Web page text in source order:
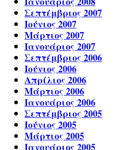
Σεπτέμβριος 2007
Ιούνιος 2007
Μάρτιος 2007
Ιανουάριος 2007
Σεπτέμβριος 2006
Ιούνιος 2006
Απρίλιος 2006
Μάρτιος 2006
Ιανουάριος 2006
Σεπτέμβριος 2005
Ιούνιος 2005
Μάρτιος 2005
Ιανουάριος 2005